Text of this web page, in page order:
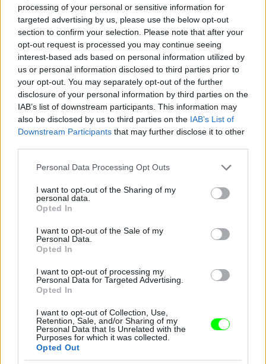
processing of your personal or sensitive information for
targeted advertising by us, please use the below opt-out
section to confirm your selection. Please note that after your
opt-out request is processed you may continue seeing
interest-based ads based on personal information utilized by
us or personal information disclosed to third parties prior to
your opt-out. You may separately opt-out of the further
disclosure of your personal information by third parties on the
IAB’s list of downstream participants. This information may
also be disclosed by us to third parties on the IAB’s List of
Downstream Participants that may further disclose it to other
Please note that this website/app uses one or more Google
not limited to your visit or usage behaviour. You may click to
grant or deny consent to Google and its third-party tags to
use your data for below specified purposes in below Google
consent section.
Personal Data Processing Opt Outs
I want to opt-out of the Sharing of my
personal data.
Opted In
I want to opt-out of the Sale of my
Personal Data.
Opted In
I want to opt-out of processing my
Personal Data for Targeted Advertising.
Opted In
I want to opt-out of Collection, Use,
Retention, Sale, and/or Sharing of my
Personal Data that Is Unrelated with the
Purposes for which it was collected.
Opted Out
Ez a csillogó izé mindenesetre meglepően sokat
takar a fenekéből
Fotó: Gregory Pace / Beimages / Northfoto